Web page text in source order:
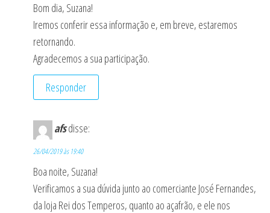
Bom dia, Suzana!
Iremos conferir essa informação e, em breve, estaremos
retornando.
Agradecemos a sua participação.
Responder
afsdisse:
26/04/2019 às 19:40
Boa noite, Suzana!
Verificamos a sua dúvida junto ao comerciante José Fernandes,
da loja Rei dos Temperos, quanto ao açafrão, e ele nos